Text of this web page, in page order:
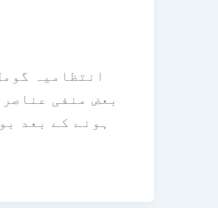
انتظامیہ
بعض منفی
ہونے کے بعد